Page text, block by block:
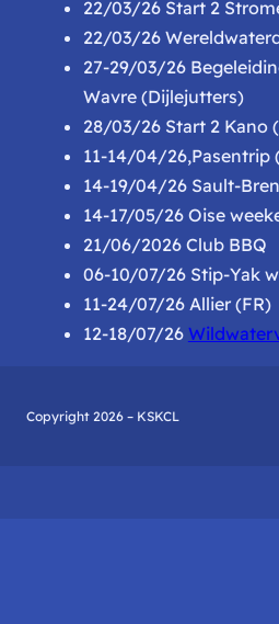
22/03/26 Start 2
22/03/26
27-29/03/26
Wavre (Dijlejutters)
28/03/26 Start 2 Kano
11-14/04/26,Pasentrip
14-19/04/26 Sault-
14-17/05/26 Oise
21/06/2026 Club BBQ
06-10/07/26 Stip-Yak
11-24/07/26 Allier (FR)
12-18/07/26
Copyright 2026 – KSKCL